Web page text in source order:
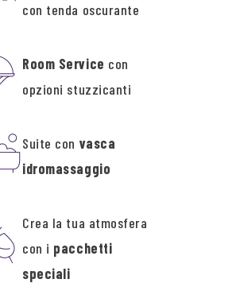
con tenda oscurante
Room Service con
opzioni stuzzicanti
Suite con vasca
idromassaggio
Crea la tua atmosfera
con i pacchetti
speciali